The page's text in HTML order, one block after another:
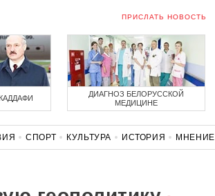
ПРИСЛАТЬ НОВОСТЬ
ДИАГНОЗ БЕЛОРУССКОЙ
МЕДИЦИНЕ
СПОРТ КУЛЬТУРА ИСТОРИЯ МНЕНИЕ